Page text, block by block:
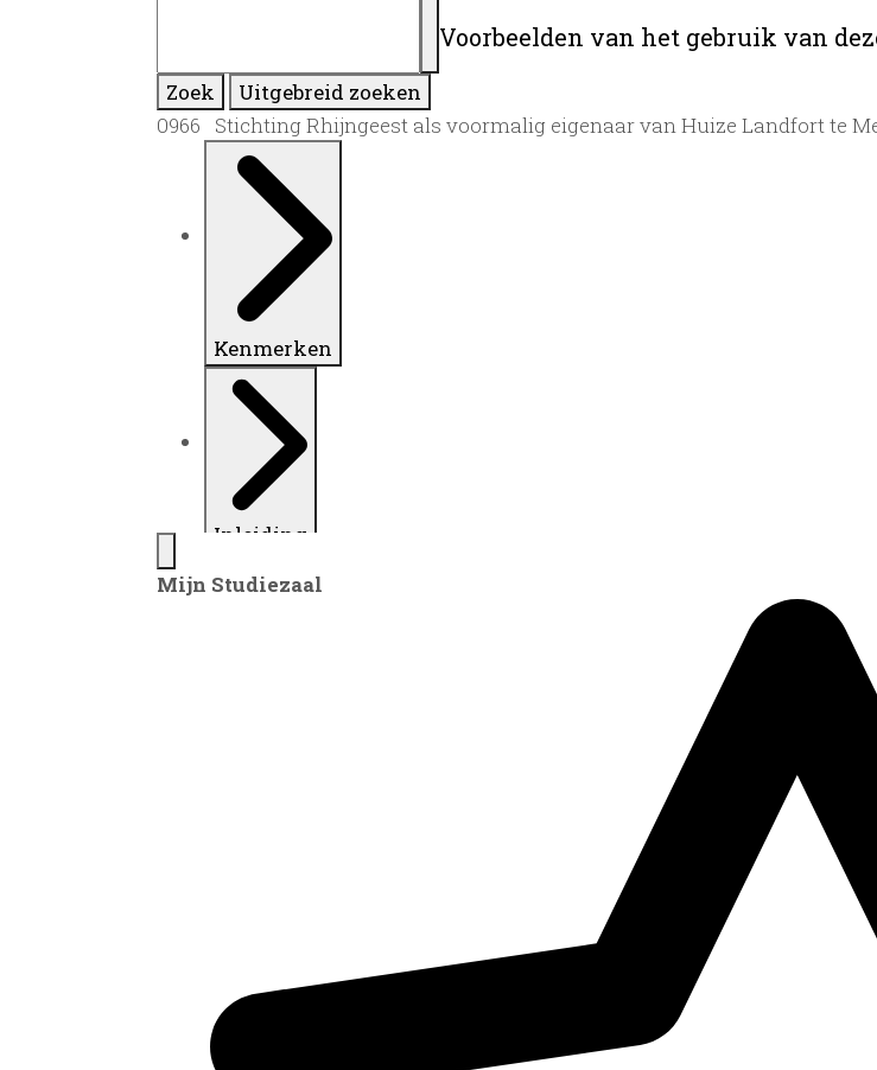
Voorbeelden van het gebruik van
Zoek
Uitgebreid zoeken
0966 Stichting Rhijngeest als voormalig eigenaar van Huize Landfort te
Kenmerken
Inleiding
Mijn Studiezaal